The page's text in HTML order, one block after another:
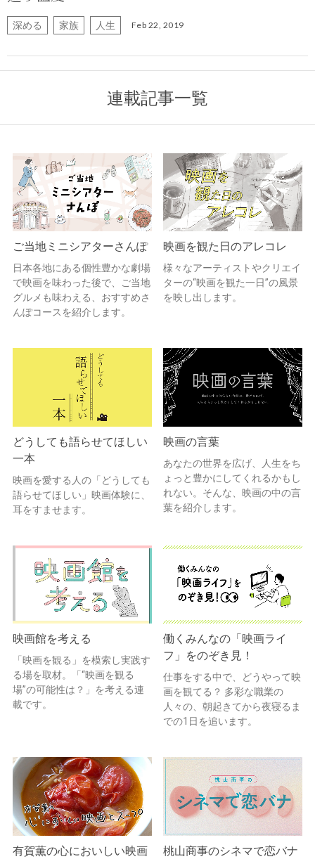
深める 家族 人生 Feb 22, 2019
連載記事一覧
ご当地ミニシアターさんぽ
日本各地にある個性豊かな劇場
で映画を味わった後で、ご当地
グルメも味わえる、おすすめさ
んぽコースを紹介します。
映画を観た日のアレコレ
様々なアーティストやクリエイ
ターの“映画を観た一日”の風景
を映し出します。
どうしても語らせてほしい
一本
映画を愛する人の「どうしても
語らせてほしい」映画体験に、
耳をすませます。
映画の言葉
あなたの世界を広げ、人生をち
ょっと豊かにしてくれるかもし
れない。そんな、映画の中の言
葉を紹介します。
映画館を考える
「映画を観る」を模索し実践す
る場を取材。「“映画を観る
場”の可能性は？」を考える連
載です。
働くみんなの「映画ライ
フ」をのぞき見！
仕事をする中で、どうやって映
画を観てる？ 多彩な職業の
人々の、朝起きてから夜寝るま
での1日を追います。
有賀薫の心においしい映画 桃山商事のシネマで恋バナ